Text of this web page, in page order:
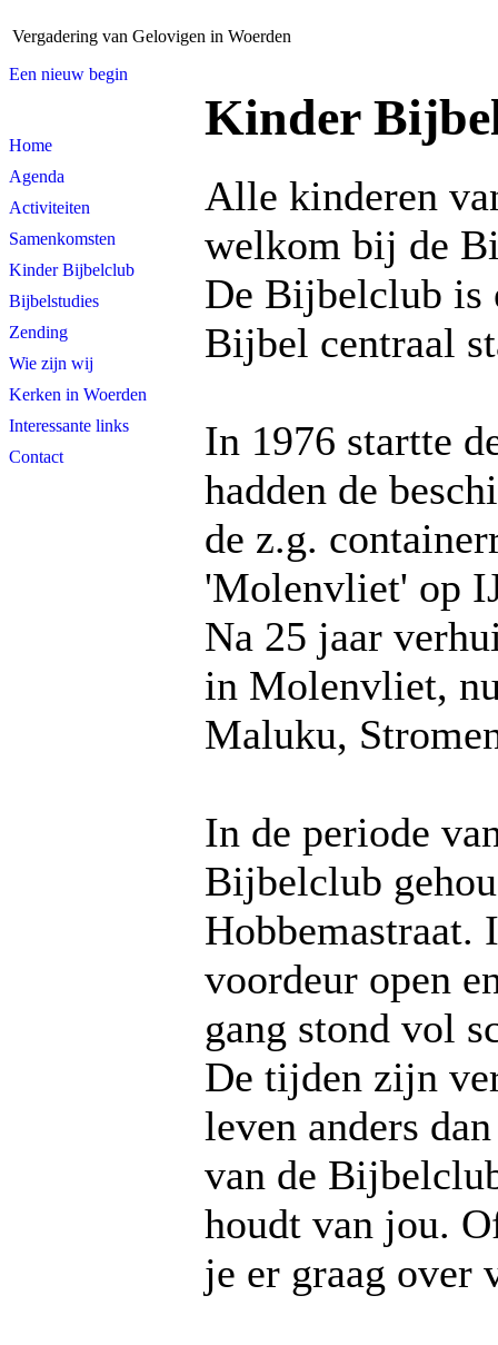
Vergadering van Gelovigen in Woerden
Een nieuw begin
Home
Agenda
Activiteiten
Samenkomsten
Kinder Bijbelclub
Bijbelstudies
Zending
Wie zijn wij
Kerken in Woerden
Interessante links
Contact
Kinder
Alle kinderen
welkom bij de
De Bijbelclub is
Bijbel centraal
In 1976 startte
hadden de
de z.g.
'Molenvliet' op
Na 25 jaar
in Molenvliet,
Maluku,
In de periode
Bijbelclub
Hobbemastraat.
voordeur open
gang stond vol
De tijden zijn
leven anders
van de
houdt van jou.
je er graag over